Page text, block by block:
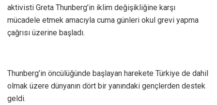
aktivisti Greta Thunberg’in iklim değişikliğine karşı
mücadele etmek amacıyla cuma günleri okul grevi yapma
çağrısı üzerine başladı.
Thunberg’in öncülüğünde başlayan harekete Türkiye de dahil
olmak üzere dünyanın dört bir yanındaki gençlerden destek
geldi.